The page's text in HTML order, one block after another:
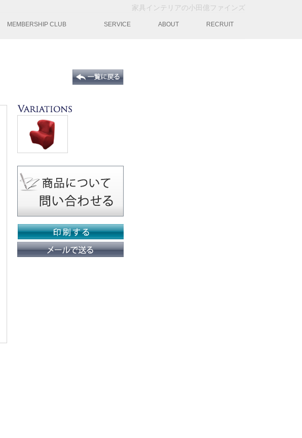
家具インテリアの小田億ファインズ
MEMBERSHIP CLUB SERVICE ABOUT RECRUIT